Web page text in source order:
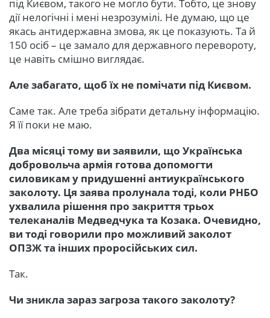
під Києвом, такого не могло бути. Тобто, це знову
дії нелогічні і мені незрозумілі. Не думаю, що це
якась антидержавна змова, як це показують. Та й
150 осіб – це замало для державного перевороту,
це навіть смішно виглядає.
Але забагато, щоб їх не помічати під Києвом.
Саме так. Але треба зібрати детальну інформацію.
Я її поки не маю.
Два місяці тому ви заявили, що Українська
добровольча армія готова допомогти
силовикам у придушенні антиукраїнського
заколоту. Ця заява пролунала тоді, коли РНБО
ухвалила рішення про закриття трьох
телеканалів Медведчука та Козака. Очевидно,
ви тоді говорили про можливий заколот
ОПЗЖ та інших проросійських сил.
Так.
Чи зникла зараз загроза такого заколоту?